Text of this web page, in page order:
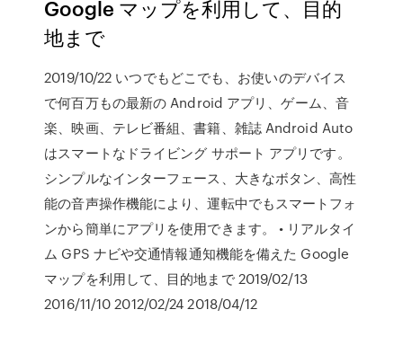
Google マップを利用して、目的
地まで
2019/10/22 いつでもどこでも、お使いのデバイス
で何百万もの最新の Android アプリ、ゲーム、音
楽、映画、テレビ番組、書籍、雑誌 Android Auto
はスマートなドライビング サポート アプリです。
シンプルなインターフェース、大きなボタン、高性
能の音声操作機能により、運転中でもスマートフォ
ンから簡単にアプリを使用できます。 • リアルタイ
ム GPS ナビや交通情報通知機能を備えた Google
マップを利用して、目的地まで 2019/02/13
2016/11/10 2012/02/24 2018/04/12